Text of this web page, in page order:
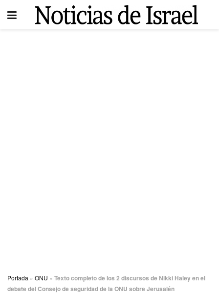
Portada » ONU » Texto completo de los 2 discursos de Nikki Haley en el
debate del Consejo de seguridad de la ONU sobre Jerusalén